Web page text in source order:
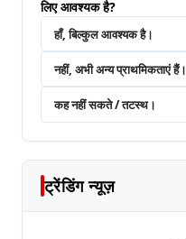
लिए आवश्यक है?
हाँ, बिल्कुल आवश्यक है।
नहीं, अभी अन्य प्राथमिकताएं हैं।
कह नहीं सकते / तटस्थ।
ट्रेंडिंग न्यूज़